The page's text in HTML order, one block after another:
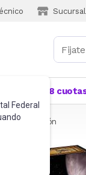
Federal
18
y Construcción